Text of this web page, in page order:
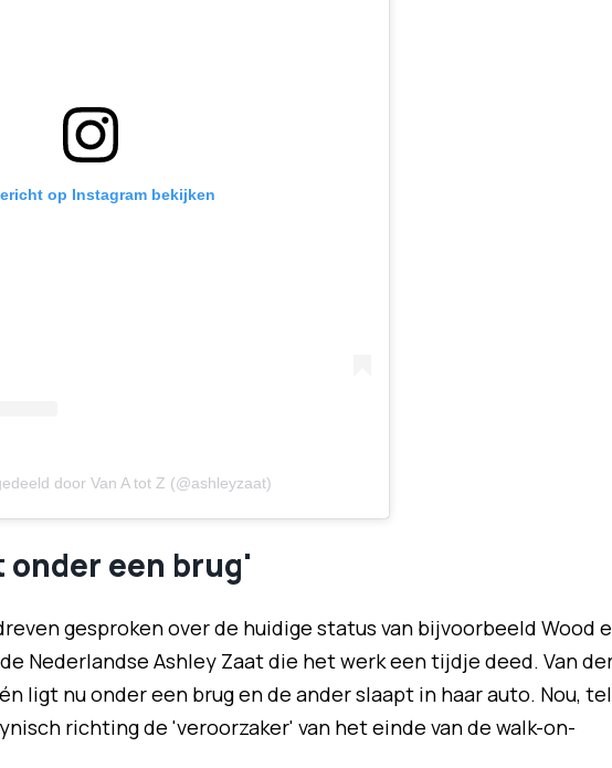
op Instagram bekijken
door Van A tot Z (@ashleyzaat)
onder een brug'
gesproken over de huidige status van bijvoorbeeld Wood
Nederlandse Ashley Zaat die het werk een tijdje deed. Van
ligt nu onder een brug en de ander slaapt in haar auto. Nou, tel
richting de 'veroorzaker' van het einde van de walk-on-